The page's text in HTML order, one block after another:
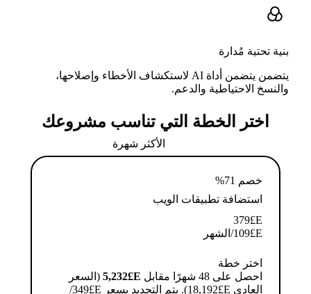
بنية تحتية مُدارة
يتضمن يتضمن أداة AI لاستكشاف الأخطاء وإصلاحها،
والنسخ الاحتياطية والدعم.
اختر الخطة التي تناسب مشروعك
الأكثر شهرة
خصم 71%
استضافة تطبيقات الويب
E£
379
E£
109/الشهر
اختر خطة
احصل على 48 شهرًا مقابل
E£⁦5,232⁩
(السعر
العادي E£⁦18,192⁩). يتم التجديد بسعر E£⁦349⁩/